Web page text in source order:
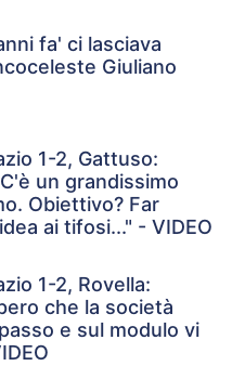
fa' ci lasciava
Giuliano
1-2, Gattuso:
un grandissimo
Obiettivo? Far
ai tifosi..." - VIDEO
1-2, Rovella:
che la società
e sul modulo vi